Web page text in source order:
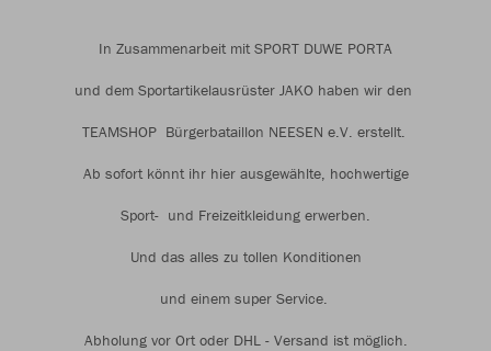
In Zusammenarbeit mit SPORT DUWE PORTA
und dem Sportartikelausrüster JAKO haben wir den
TEAMSHOP Bürgerbataillon NEESEN e.V. erstellt.
Ab sofort könnt ihr hier ausgewählte, hochwertige
Sport- und Freizeitkleidung erwerben.
Und das alles zu tollen Konditionen
und einem super Service.
Abholung vor Ort oder DHL - Versand ist möglich.